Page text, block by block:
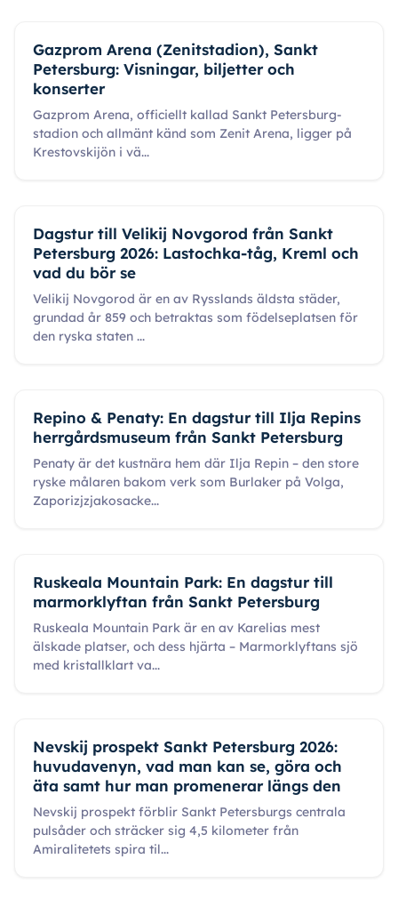
Gazprom Arena (Zenitstadion), Sankt
Petersburg: Visningar, biljetter och
konserter
Gazprom Arena, officiellt kallad Sankt Petersburg-
stadion och allmänt känd som Zenit Arena, ligger på
Krestovskijön i vä...
Dagstur till Velikij Novgorod från Sankt
Petersburg 2026: Lastochka-tåg, Kreml och
vad du bör se
Velikij Novgorod är en av Rysslands äldsta städer,
grundad år 859 och betraktas som födelseplatsen för
den ryska staten ...
Repino & Penaty: En dagstur till Ilja Repins
herrgårdsmuseum från Sankt Petersburg
Penaty är det kustnära hem där Ilja Repin – den store
ryske målaren bakom verk som Burlaker på Volga,
Zaporizjzjakosacke...
Ruskeala Mountain Park: En dagstur till
marmorklyftan från Sankt Petersburg
Ruskeala Mountain Park är en av Karelias mest
älskade platser, och dess hjärta – Marmorklyftans sjö
med kristallklart va...
Nevskij prospekt Sankt Petersburg 2026:
huvudavenyn, vad man kan se, göra och
äta samt hur man promenerar längs den
Nevskij prospekt förblir Sankt Petersburgs centrala
pulsåder och sträcker sig 4,5 kilometer från
Amiralitetets spira til...